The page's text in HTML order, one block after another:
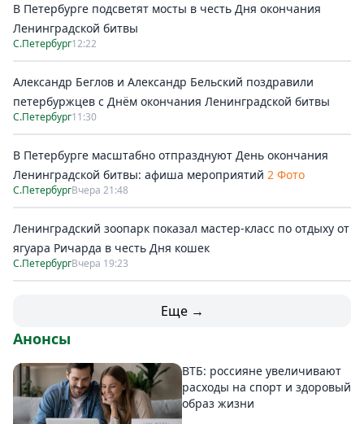
В Петербурге подсветят мосты в честь Дня окончания
Ленинградской битвы
С.Петербург12:22
Александр Беглов и Александр Бельский поздравили
петербуржцев с Днём окончания Ленинградской битвы
С.Петербург11:30
В Петербурге масштабно отпразднуют День окончания
Ленинградской битвы: афиша мероприятий 2 Фото
С.ПетербургВчера 21:48
Ленинградский зоопарк показал мастер-класс по отдыху от
ягуара Ричарда в честь Дня кошек
С.ПетербургВчера 19:23
Еще →
Анонсы
ВТБ: россияне увеличивают
расходы на спорт и здоровый
образ жизни